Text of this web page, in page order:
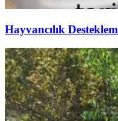
Hayvancılık